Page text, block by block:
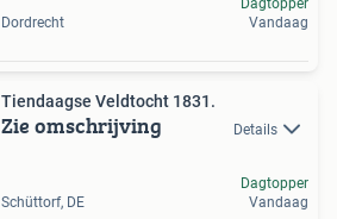
Dordrecht
Dagtopper
Vandaag
Tiendaagse Veldtocht 1831.
Zie omschrijving Details
Schüttorf, DE
Dagtopper
Vandaag